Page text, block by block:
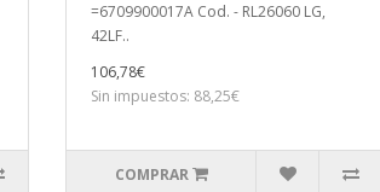
=6709900017A Cod. - RL26060 LG,
42LF..
106,78€
Sin impuestos: 88,25€
COMPRAR